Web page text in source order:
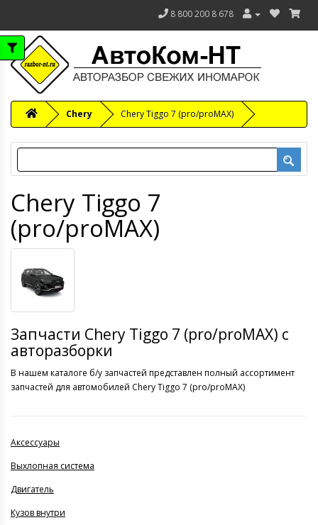
8 800 200 8 678
Chery Chery Tiggo 7 (pro/proMAX)
Chery Tiggo 7
(pro/proMAX)
Запчасти Chery Tiggo 7 (pro/proMAX) с
авторазборки
В нашем каталоге б/у запчастей представлен полный ассортимент
запчастей для автомобилей Chery Tiggo 7 (pro/proMAX)
Аксессуары
Выхлопная система
Двигатель
Кузов внутри